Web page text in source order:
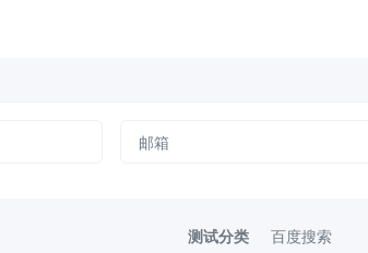
测试分类 百度搜索